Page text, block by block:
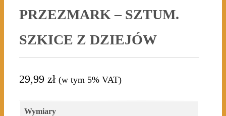
PRZEZMARK – SZTUM.
SZKICE Z DZIEJÓW
29,99 zł (w tym 5% VAT)
Wymiary